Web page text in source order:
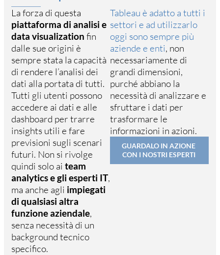
La forza di questa
piattaforma di analisi e
data visualization fin
dalle sue origini è
sempre stata la capacità
di rendere l’analisi dei
dati alla portata di tutti.
Tutti gli utenti possono
accedere ai dati e alle
dashboard per trarre
insights utili e fare
previsioni sugli scenari
futuri. Non si rivolge
quindi solo ai team
analytics e gli esperti IT,
ma anche agli impiegati
di qualsiasi altra
funzione aziendale,
senza necessità di un
background tecnico
specifico.
Tableau è adatto a tutti i
settori e ad utilizzarlo
oggi sono sempre più
aziende e enti, non
necessariamente di
grandi dimensioni,
purché abbiano la
necessità di analizzare e
sfruttare i dati per
trasformare le
informazioni in azioni.
GUARDALO IN AZIONE
CON I NOSTRI ESPERTI